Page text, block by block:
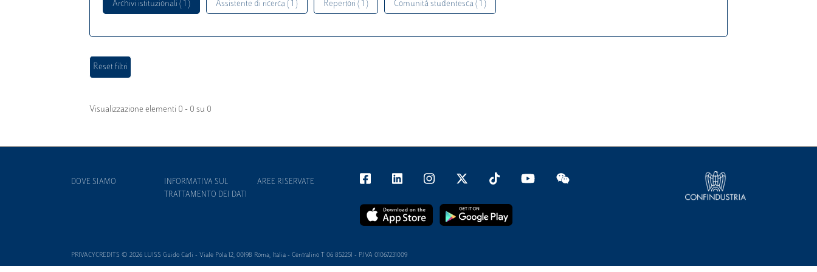
Archivi istituzionali ( 1 ) Assistente di ricerca ( 1 ) Repertori ( 1 ) Comunità studentesca ( 1 )
Visualizzazione elementi 0 - 0 su 0
DOVE SIAMO
INFORMATIVA SUL
TRATTAMENTO DEI DATI
AREE RISERVATE
PRIVACYCREDITS © 2026 LUISS Guido Carli - Viale Pola 12, 00198 Roma, Italia - Centralino T 06 852251 - P.IVA 01067231009